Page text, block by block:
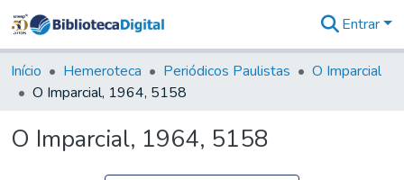
&
Coleções
Tudo na
Digital
Entrar
Início Hemeroteca Periódicos Paulistas
O Imparcial
O Imparcial, 1964, 5158
O Imparcial, 1964, 5158